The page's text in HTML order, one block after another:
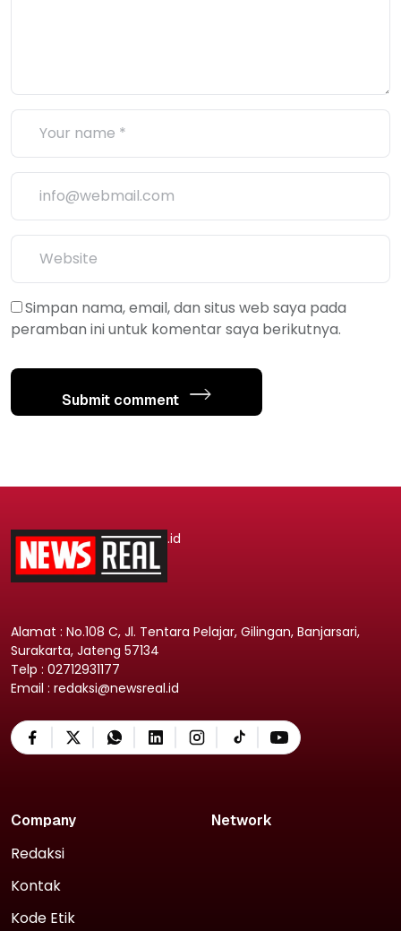
Simpan nama, email, dan situs web saya pada
peramban ini untuk komentar saya berikutnya.
Submit comment
.id
Alamat : No.108 C, Jl. Tentara Pelajar, Gilingan, Banjarsari,
Surakarta, Jateng 57134
Telp : 02712931177
Email : redaksi@newsreal.id
Company
Redaksi
Kontak
Kode Etik
Network